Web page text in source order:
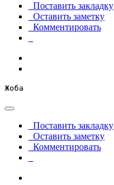
Поставить закладку
Оставить заметку
Комментировать
Жоба
Поставить закладку
Оставить заметку
Комментировать